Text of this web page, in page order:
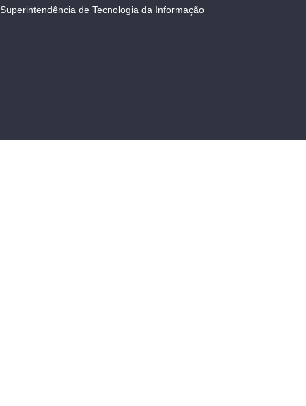
Superintendência de Tecnologia da Informação